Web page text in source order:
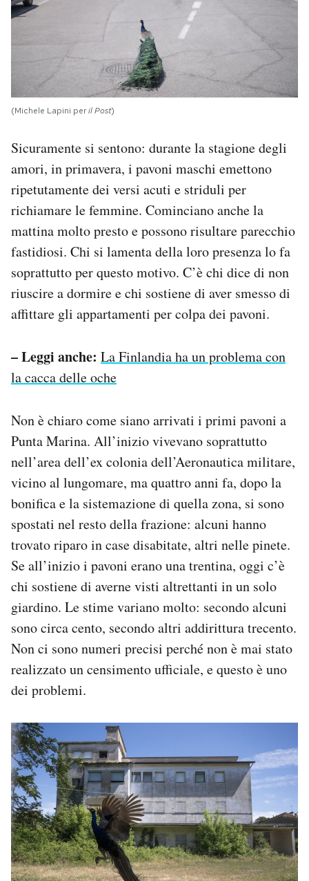
(Michele Lapini peril Post)
Sicuramente si sentono: durante la stagione degli
amori, in primavera, i pavoni maschi emettono
ripetutamente dei versi acuti e striduli per
richiamare le femmine. Cominciano anche la
mattina molto presto e possono risultare parecchio
fastidiosi. Chi si lamenta della loro presenza lo fa
soprattutto per questo motivo. C’è chi dice di non
riuscire a dormire e chi sostiene di aver smesso di
affittare gli appartamenti per colpa dei pavoni.
– Leggi anche: La Finlandia ha un problema con
la cacca delle oche
Non è chiaro come siano arrivati i primi pavoni a
Punta Marina. All’inizio vivevano soprattutto
nell’area dell’ex colonia dell’Aeronautica militare,
vicino al lungomare, ma quattro anni fa, dopo la
bonifica e la sistemazione di quella zona, si sono
spostati nel resto della frazione: alcuni hanno
trovato riparo in case disabitate, altri nelle pinete.
Se all’inizio i pavoni erano una trentina, oggi c’è
chi sostiene di averne visti altrettanti in un solo
giardino. Le stime variano molto: secondo alcuni
sono circa cento, secondo altri addirittura trecento.
Non ci sono numeri precisi perché non è mai stato
realizzato un censimento ufficiale, e questo è uno
dei problemi.